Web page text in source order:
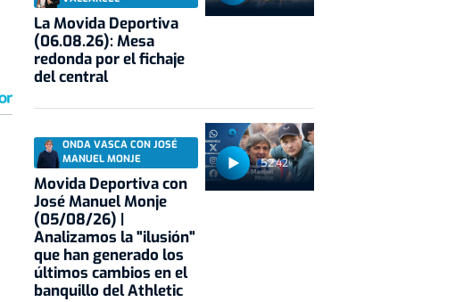
La Movida Deportiva
(06.08.26): Mesa
redonda por el fichaje
del central
52:42
ONDA VASCA CON JOSÉ
MANUEL MONJE
Movida Deportiva con
José Manuel Monje
(05/08/26) |
Analizamos la "ilusión"
que han generado los
últimos cambios en el
banquillo del Athletic